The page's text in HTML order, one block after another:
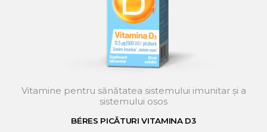
Vitamine pentru sănătatea sistemului imunitar și a
sistemului osos
BÉRES PICĂTURI VITAMINA D3